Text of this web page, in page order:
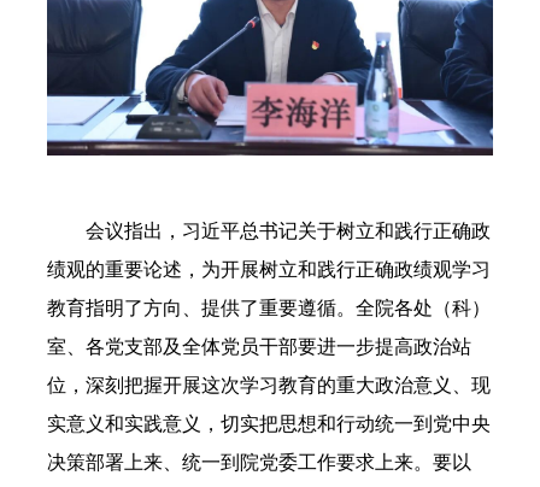
会议指出，习近平总书记关于树立和践行正确政
绩观的重要论述，为开展树立和践行正确政绩观学习
教育指明了方向、提供了重要遵循。全院各处（科）
室、各党支部及全体党员干部要进一步提高政治站
位，深刻把握开展这次学习教育的重大政治意义、现
实意义和实践意义，切实把思想和行动统一到党中央
决策部署上来、统一到院党委工作要求上来。要以